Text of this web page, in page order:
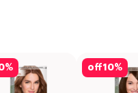
10%
off
%